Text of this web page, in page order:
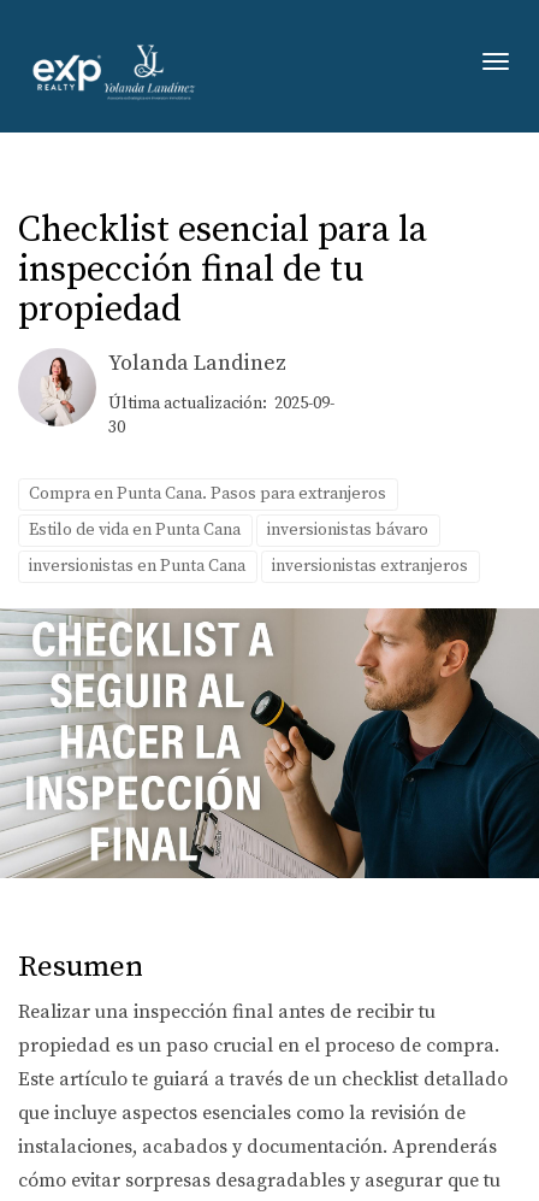
Checklist esencial para la
inspección final de tu
propiedad
Yolanda Landinez
Última actualización: 2025-09-
30
Compra en Punta Cana. Pasos para extranjeros
Estilo de vida en Punta Cana
inversionistas bávaro
inversionistas en Punta Cana
inversionistas extranjeros
Resumen
Realizar una inspección final antes de recibir tu
propiedad es un paso crucial en el proceso de compra.
Este artículo te guiará a través de un checklist detallado
que incluye aspectos esenciales como la revisión de
instalaciones, acabados y documentación. Aprenderás
cómo evitar sorpresas desagradables y asegurar que tu